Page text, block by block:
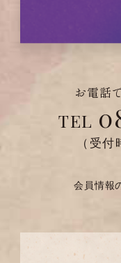
お電話
TEL
（受
会員情報